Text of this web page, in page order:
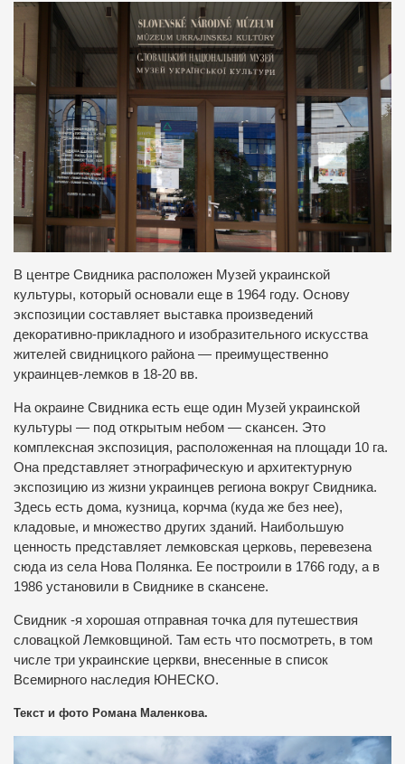
В центре Свидника расположен Музей украинской
культуры, который основали еще в 1964 году. Основу
экспозиции составляет выставка произведений
декоративно-прикладного и изобразительного искусства
жителей свидницкого района — преимущественно
украинцев-лемков в 18-20 вв.
На окраине Свидника есть еще один Музей украинской
культуры — под открытым небом — скансен. Это
комплексная экспозиция, расположенная на площади 10 га.
Она представляет этнографическую и архитектурную
экспозицию из жизни украинцев региона вокруг Свидника.
Здесь есть дома, кузница, корчма (куда же без нее),
кладовые, и множество других зданий. Наибольшую
ценность представляет лемковская церковь, перевезена
сюда из села Нова Полянка. Ее построили в 1766 году, а в
1986 установили в Свиднике в скансене.
Свидник -я хорошая отправная точка для путешествия
словацкой Лемковщиной. Там есть что посмотреть, в том
числе три украинские церкви, внесенные в список
Всемирного наследия ЮНЕСКО.
Текст и фото Романа Маленкова.